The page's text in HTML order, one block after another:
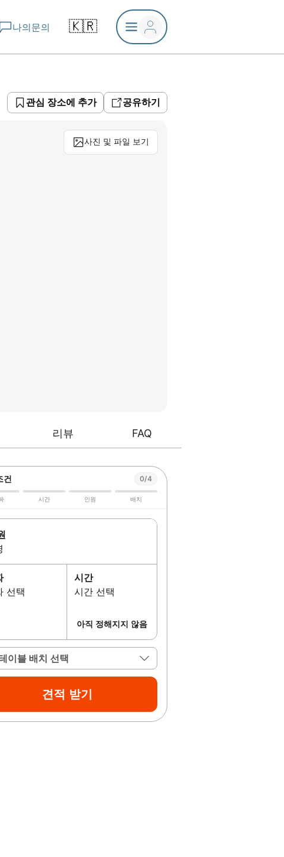
나의문의 🇰🇷
관심 장소에 추가 공유하기
사진 및 파일 보기
리뷰 FAQ
건 0/4
시간 인원 배치
선택
시간
시간 선택
아직 정해지지 않음
이블 배치 선택
견적 받기